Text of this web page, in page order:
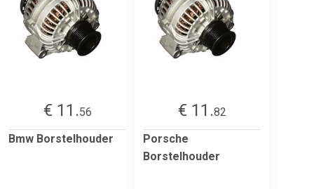
€ 11.56
Bmw Borstelhouder
€ 11.82
Porsche
Borstelhouder